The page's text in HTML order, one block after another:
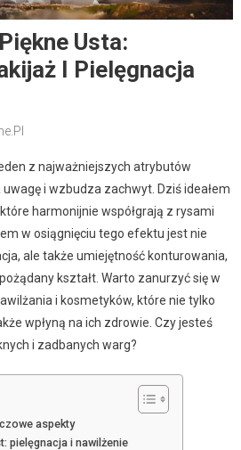
Usta:
I Pielęgnacja
z najważniejszych atrybutów
i wzbudza zachwyt. Dziś ideałem
harmonijnie współgrają z rysami
w osiągnięciu tego efektu jest nie
ale także umiejętność konturowania,
kształt. Warto zanurzyć się w
i kosmetyków, które nie tylko
wpłyną na ich zdrowie. Czy jesteś
i zadbanych warg?
aspekty
pielęgnacja i nawilżenie